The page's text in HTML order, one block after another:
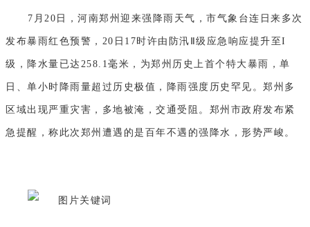
7月20日，河南郑州迎来强降雨天气，市气象台连日来多次
发布暴雨红色预警，20日17时许由防汛Ⅱ级应急响应提升至I
级，降水量已达258.1毫米，为郑州历史上首个特大暴雨，单
日、单小时降雨量超过历史极值，降雨强度历史罕见。郑州多
区域出现严重灾害，多地被淹，交通受阻。郑州市政府发布紧
急提醒，称此次郑州遭遇的是百年不遇的强降水，形势严峻。